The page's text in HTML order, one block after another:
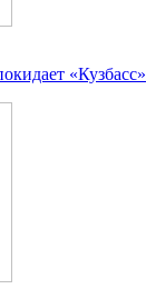
«Кузбасс»